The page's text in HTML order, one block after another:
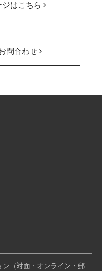
はこちら
問合わせ
ン（対面・オンライン・郵